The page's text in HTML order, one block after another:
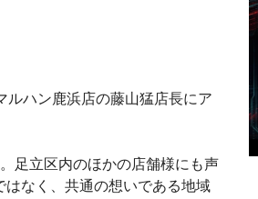
ルハン鹿浜店の藤山猛店長にア
足立区内のほかの店舗様にも声
なく、共通の想いである地域